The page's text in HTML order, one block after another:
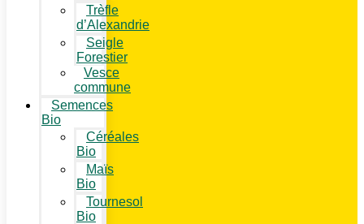
Trèfle
d’Alexandrie
Seigle
Forestier
Vesce
commune
Semences
Bio
Céréales
Bio
Maïs
Bio
Tournesol
Bio